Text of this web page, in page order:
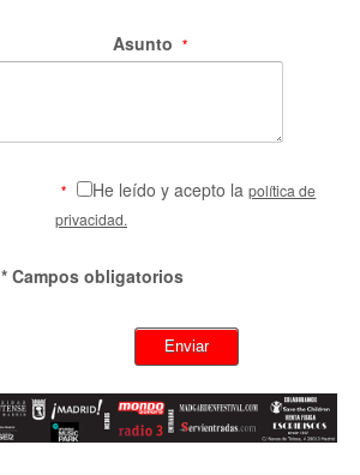
Asunto *
* He leído y acepto lapolítica de
privacidad.
* Campos obligatorios